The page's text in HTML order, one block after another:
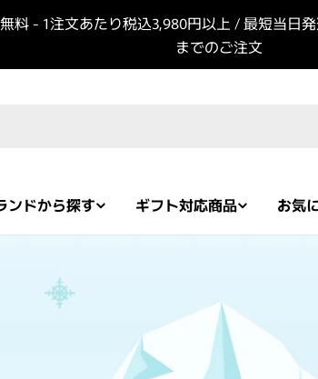
料 - 1注文あたり税込3,980円以上 / 最短当日
までのご注文
ンドから探す ギフト対応商品 お気